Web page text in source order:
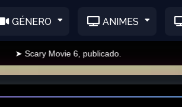
GÉNERO ANIMES
➤ Scary Movie 6, publicado.